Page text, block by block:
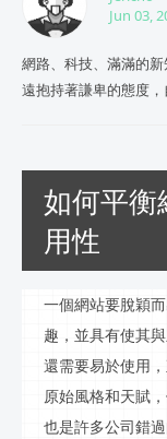
Jun 03,
網路、科技、滿滿的
遠抱持著謙卑的態度，
如何平衡
用性
一個網站要脫穎
趣，並具有使其
還需要易於使用
原始風格和天賦
也是許多公司錯